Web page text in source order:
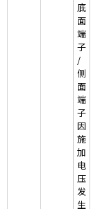
底
面
端
子
/
侧
面
端
子
因
施
加
电
压
发
生